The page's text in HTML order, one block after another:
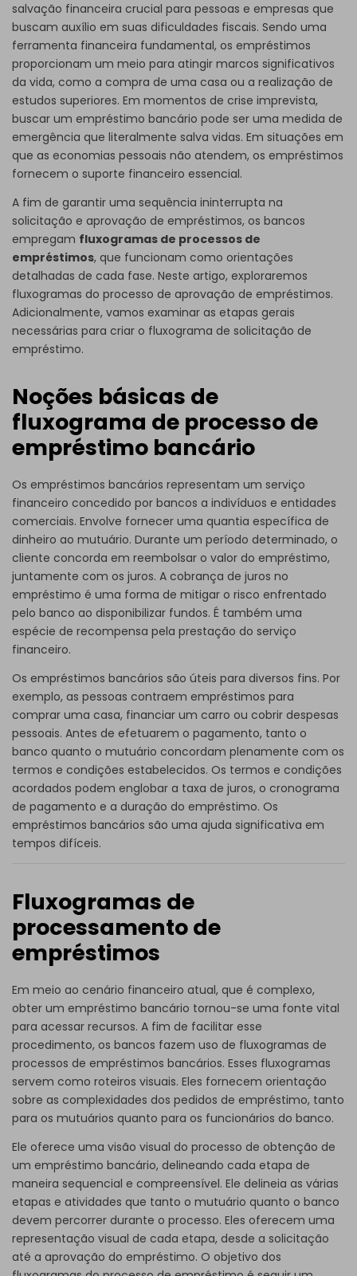
salvação financeira crucial para pessoas e empresas que
buscam auxílio em suas dificuldades fiscais. Sendo uma
ferramenta financeira fundamental, os empréstimos
proporcionam um meio para atingir marcos significativos
da vida, como a compra de uma casa ou a realização de
estudos superiores. Em momentos de crise imprevista,
buscar um empréstimo bancário pode ser uma medida de
emergência que literalmente salva vidas. Em situações em
que as economias pessoais não atendem, os empréstimos
fornecem o suporte financeiro essencial.
A fim de garantir uma sequência ininterrupta na
solicitação e aprovação de empréstimos, os bancos
empregam fluxogramas de processos de
empréstimos, que funcionam como orientações
detalhadas de cada fase. Neste artigo, exploraremos
fluxogramas do processo de aprovação de empréstimos.
Adicionalmente, vamos examinar as etapas gerais
necessárias para criar o fluxograma de solicitação de
empréstimo.
Noções básicas de
fluxograma de processo de
empréstimo bancário
Os empréstimos bancários representam um serviço
financeiro concedido por bancos a indivíduos e entidades
comerciais. Envolve fornecer uma quantia específica de
dinheiro ao mutuário. Durante um período determinado, o
cliente concorda em reembolsar o valor do empréstimo,
juntamente com os juros. A cobrança de juros no
empréstimo é uma forma de mitigar o risco enfrentado
pelo banco ao disponibilizar fundos. É também uma
espécie de recompensa pela prestação do serviço
financeiro.
Os empréstimos bancários são úteis para diversos fins. Por
exemplo, as pessoas contraem empréstimos para
comprar uma casa, financiar um carro ou cobrir despesas
pessoais. Antes de efetuarem o pagamento, tanto o
banco quanto o mutuário concordam plenamente com os
termos e condições estabelecidos. Os termos e condições
acordados podem englobar a taxa de juros, o cronograma
de pagamento e a duração do empréstimo. Os
empréstimos bancários são uma ajuda significativa em
tempos difíceis.
Fluxogramas de
processamento de
empréstimos
Em meio ao cenário financeiro atual, que é complexo,
obter um empréstimo bancário tornou-se uma fonte vital
para acessar recursos. A fim de facilitar esse
procedimento, os bancos fazem uso de fluxogramas de
processos de empréstimos bancários. Esses fluxogramas
servem como roteiros visuais. Eles fornecem orientação
sobre as complexidades dos pedidos de empréstimo, tanto
para os mutuários quanto para os funcionários do banco.
Ele oferece uma visão visual do processo de obtenção de
um empréstimo bancário, delineando cada etapa de
maneira sequencial e compreensível. Ele delineia as várias
etapas e atividades que tanto o mutuário quanto o banco
devem percorrer durante o processo. Eles oferecem uma
representação visual de cada etapa, desde a solicitação
até a aprovação do empréstimo. O objetivo dos